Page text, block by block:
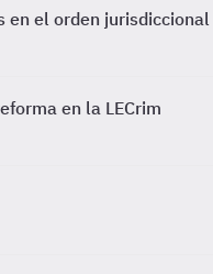
en el orden
en la LECrim